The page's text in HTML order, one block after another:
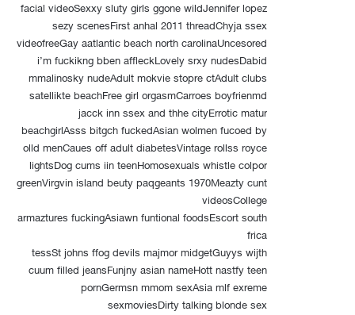
facial videoSexxy sluty girls ggone wildJennifer lopez
sezy scenesFirst anhal 2011 threadChyja ssex
videofreeGay aatlantic beach north carolinaUncesored
i’m fuckikng bben affleckLovely srxy nudesDabid
mmalinosky nudeAdult mokvie stopre ctAdult clubs
satellikte beachFree girl orgasmCarroes boyfrienmd
jacck inn ssex and thhe cityErrotic matur
beachgirlAsss bitgch fuckedAsian wolmen fucoed by
olld menCaues off adult diabetesVintage rollss royce
lightsDog cums iin teenHomosexuals whistle colpor
greenVirgvin island beuty paqgeants 1970Meazty cunt
videosCollege
armaztures fuckingAsiawn funtional foodsEscort south
frica
tessSt johns ffog devils majmor midgetGuyys wijth
cuum filled jeansFunjny asian nameHott nastfy teen
pornGermsn mmom sexAsia mlf exreme
sexmoviesDirty talking blonde sex